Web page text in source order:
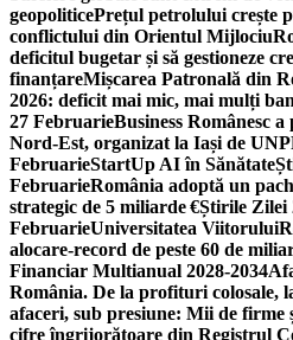
geopoliticePrețul petrolului crește
conflictului din Orientul Mijlociu
deficitul bugetar și să gestioneze
finanțareMișcarea Patronală din
2026: deficit mai mic, mai mulți
27 FebruarieBusiness Românesc
Nord-Est, organizat la Iași de
FebruarieStartUp AI în Sănătate
FebruarieRomânia adoptă un
strategic de 5 miliarde €Știrile Zilei
FebruarieUniversitatea Viitorului
alocare-record de peste 60 de
Financiar Multianual 2028-2034
România. De la profituri colosale,
afaceri, sub presiune: Mii de firme
cifre îngrijorătoare din Registrul